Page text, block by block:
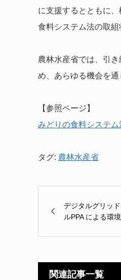
に支援するとともに
食料システム法の取
農林水産省では、引
め、あらゆる機会を通
【参照ページ】
みどりの食料システム
タグ: 農林水産省
デジタルグリッ
ルPPA による環境
関連記事一覧